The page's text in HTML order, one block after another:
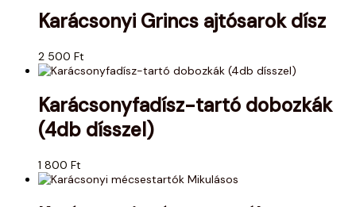
Karácsonyi Grincs ajtósarok dísz
2 500 Ft
Karácsonyfadísz-tartó dobozkák
(4db dísszel)
1 800 Ft